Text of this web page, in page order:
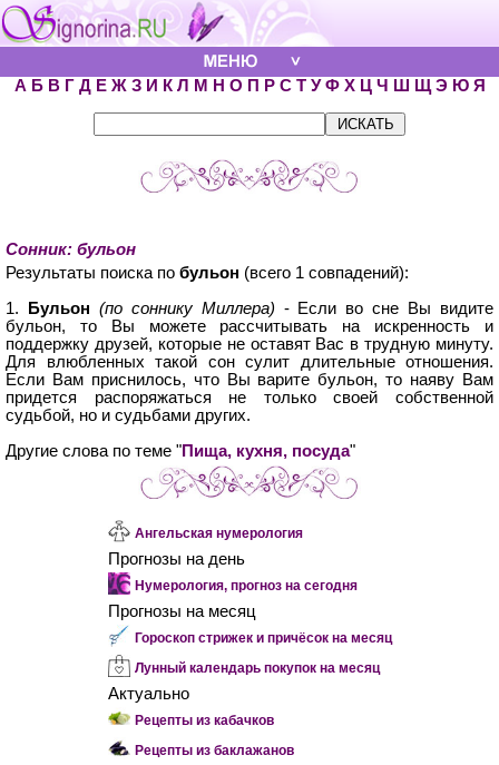
А Б В Г Д Е Ж З И К Л М Н О П Р С Т У Ф Х Ц Ч Ш Щ Э Ю Я
Сонник: бульон
Результаты поиска по бульон (всего 1 совпадений):
1.
Бульон (по соннику Миллера) - Если во сне Вы видите
бульон, то Вы можете рассчитывать на искренность и
поддержку друзей, которые не оставят Вас в трудную минуту.
Для влюбленных такой сон сулит длительные отношения.
Если Вам приснилось, что Вы варите бульон, то наяву Вам
придется распоряжаться не только своей собственной
судьбой, но и судьбами других.
Другие слова по теме "Пища, кухня, посуда"
Ангельская нумерология
Прогнозы на день
Нумерология, прогноз на сегодня
Прогнозы на месяц
Гороскоп стрижек и причёсок на месяц
Лунный календарь покупок на месяц
Актуально
Рецепты из кабачков
Рецепты из баклажанов